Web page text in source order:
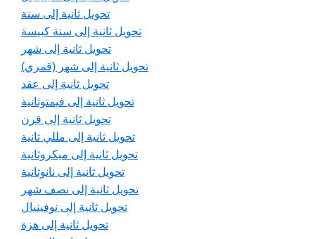
تحويل ثانية إلى سنة
تحويل ثانية إلى سنة كبيسة
تحويل ثانية إلى شهر
تحويل ثانية إلى شهر (قمري)
تحويل ثانية إلى عقد
تحويل ثانية إلى فيمتوثانية
تحويل ثانية إلى قرن
تحويل ثانية إلى مللي ثانية
تحويل ثانية إلى ميكروثانية
تحويل ثانية إلى نانوثانية
تحويل ثانية إلى نصف شهر
تحويل ثانية إلى نوفينيال
تحويل ثانية إلى هزة